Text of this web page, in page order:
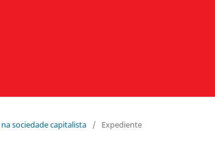
sociedade capitalista / Expediente